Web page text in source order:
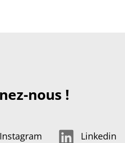
nous !
Instagram Linkedin